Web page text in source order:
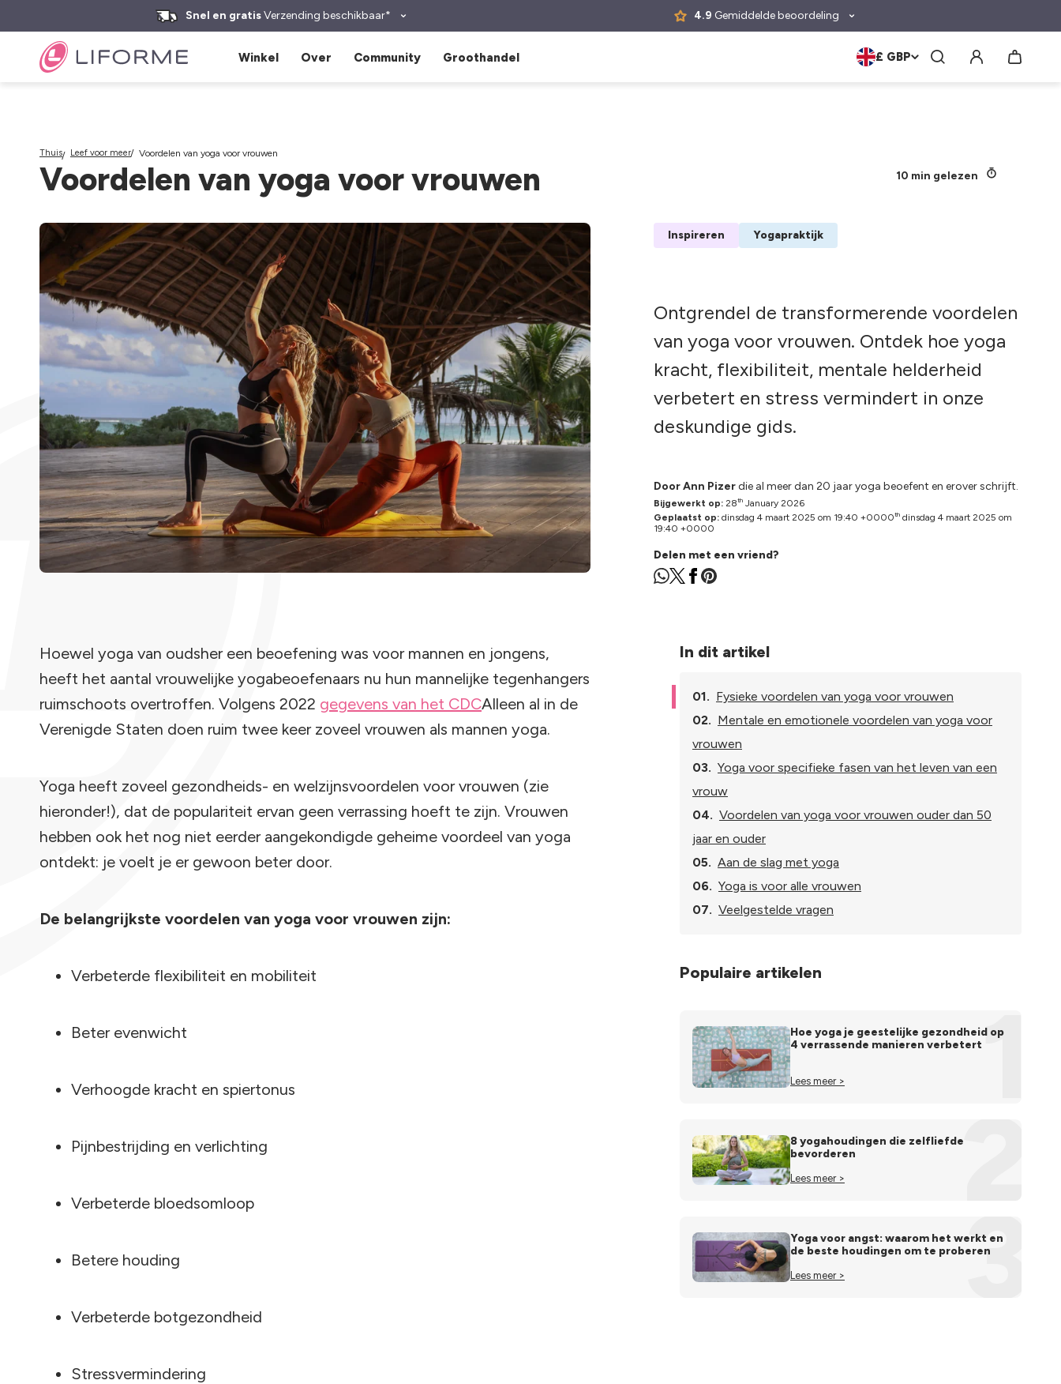
Snel en gratisVerzending beschikbaar* 4.9 Gemiddelde beoordeling
Winkel Over Community Groothandel £ GBP
Thuis Leef voor meer Voordelen van yoga voor vrouwen
Voordelen van yoga voor vrouwen 10 min gelezen
Inspireren Yogapraktijk
Ontgrendel de transformerende voordelen
van yoga voor vrouwen. Ontdek hoe yoga
kracht, flexibiliteit, mentale helderheid
verbetert en stress vermindert in onze
deskundige gids.
Door Ann Pizerdie al meer dan 20 jaar yoga beoefent en erover schrijft.
Bijgewerkt op: 28th January 2026
Geplaatst op: dinsdag 4 maart 2025 om 19:40 +0000th dinsdag 4 maart 2025 om
19:40 +0000
Delen met een vriend?
Hoewel yoga van oudsher een beoefening was voor mannen en jongens,
heeft het aantal vrouwelijke yogabeoefenaars nu hun mannelijke tegenhangers
ruimschoots overtroffen. Volgens 2022 gegevens van het CDCAlleen al in de
Verenigde Staten doen ruim twee keer zoveel vrouwen als mannen yoga.
Yoga heeft zoveel gezondheids- en welzijnsvoordelen voor vrouwen (zie
hieronder!), dat de populariteit ervan geen verrassing hoeft te zijn. Vrouwen
hebben ook het nog niet eerder aangekondigde geheime voordeel van yoga
ontdekt: je voelt je er gewoon beter door.
De belangrijkste voordelen van yoga voor vrouwen zijn:
Verbeterde flexibiliteit en mobiliteit
Beter evenwicht
Verhoogde kracht en spiertonus
Pijnbestrijding en verlichting
Verbeterde bloedsomloop
Betere houding
Verbeterde botgezondheid
Stressvermindering
In dit artikel
01. Fysieke voordelen van yoga voor vrouwen
02. Mentale en emotionele voordelen van yoga voor
vrouwen
03. Yoga voor specifieke fasen van het leven van een
vrouw
04. Voordelen van yoga voor vrouwen ouder dan 50
jaar en ouder
05. Aan de slag met yoga
06. Yoga is voor alle vrouwen
07. Veelgestelde vragen
Populaire artikelen
1
Hoe yoga je geestelijke gezondheid op
4 verrassende manieren verbetert
Lees meer >
2
8 yogahoudingen die zelfliefde
bevorderen
Lees meer >
3
Yoga voor angst: waarom het werkt en
de beste houdingen om te proberen
Lees meer >